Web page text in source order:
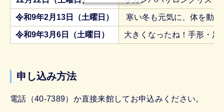
令和9年2月13日（土曜日） 寒い冬も元気に、体を動
令和9年3月6日（土曜日） 大きくなったね！手形・足
申し込み方法
電話（40-7389）か直接来館してお申込みください。